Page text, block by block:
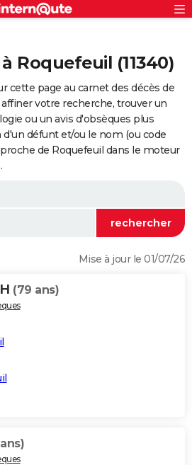
Roquefeuil (11340)
cette page au carnet des décès de
votre recherche, trouver un
ou un avis d'obsèques plus
défunt et/ou le nom (ou code
de Roquefeuil dans le moteur
Mise à jour le 01/07/26
(79 ans)